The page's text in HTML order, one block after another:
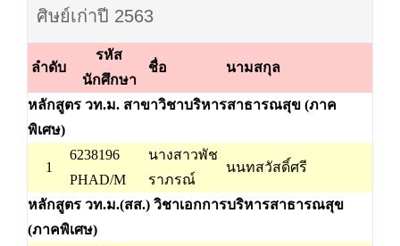
ศิษย์เก่าปี 2563
ลำดับ
รหัส
นักศึกษา
ชื่อ นามสกุล
หลักสูตร วท.ม. สาขาวิชาบริหารสาธารณสุข (ภาค
พิเศษ)
1
6238196
PHAD/M
นางสาวพัช
ราภรณ์
นนทสวัสดิ์ศรี
หลักสูตร วท.ม.(สส.) วิชาเอกการบริหารสาธารณสุข
(ภาคพิเศษ)